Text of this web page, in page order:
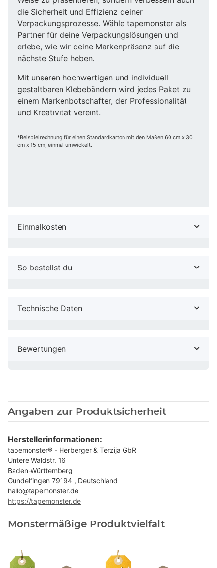
die Sicherheit und Effizienz deiner
Verpackungsprozesse. Wähle tapemonster als
Partner für deine Verpackungslösungen und
erlebe, wie wir deine Markenpräsenz auf die
nächste Stufe heben.
Mit unseren hochwertigen und individuell
gestaltbaren Klebebändern wird jedes Paket zu
einem Markenbotschafter, der Professionalität
und Kreativität vereint.
*Beispielrechnung für einen Standardkarton mit den Maßen 60 cm x 30
cm x 15 cm, einmal umwickelt.
Einmalkosten
So bestellst du
Technische Daten
Bewertungen
Angaben zur Produktsicherheit
Herstellerinformationen:
tapemonster® - Herberger & Terzija GbR
Untere Waldstr. 16
Baden-Württemberg
Gundelfingen 79194 , Deutschland
hallo@tapemonster.de
https://tapemonster.de
Monstermäßige Produktvielfalt